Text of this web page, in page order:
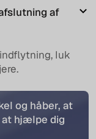
af
luk
og håber, at
hjælpe dig